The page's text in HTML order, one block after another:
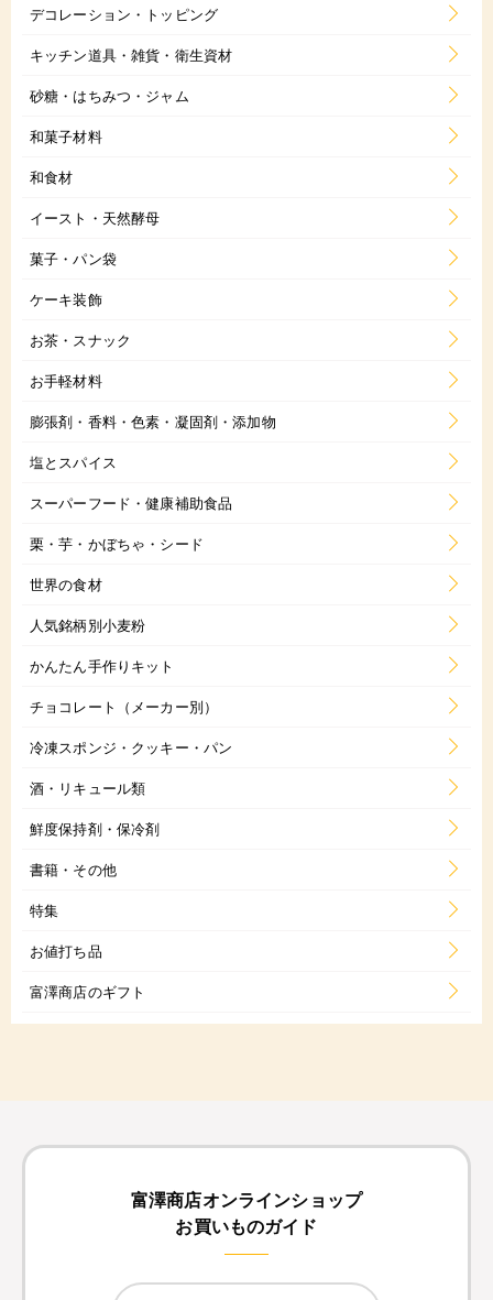
デコレーション・トッピング
キッチン道具・雑貨・衛生資材
砂糖・はちみつ・ジャム
和菓子材料
和食材
イースト・天然酵母
菓子・パン袋
ケーキ装飾
お茶・スナック
お手軽材料
膨張剤・香料・色素・凝固剤・添加物
塩とスパイス
スーパーフード・健康補助食品
栗・芋・かぼちゃ・シード
世界の食材
人気銘柄別小麦粉
かんたん手作りキット
チョコレート（メーカー別）
冷凍スポンジ・クッキー・パン
酒・リキュール類
鮮度保持剤・保冷剤
書籍・その他
特集
お値打ち品
富澤商店のギフト
富澤商店オンラインショップ
お買いものガイド